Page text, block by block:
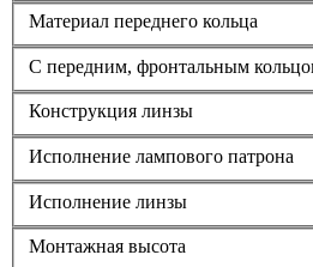
Материал переднего кольца
С передним, фронтальным
Конструкция линзы
Исполнение лампового патрона
Исполнение линзы
Монтажная высота